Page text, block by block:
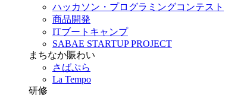
ハッカソン・プログラミングコンテスト
商品開発
ITブートキャンプ
SABAE STARTUP PROJECT
まちなか賑わい
さばぷら
La Tempo
研修